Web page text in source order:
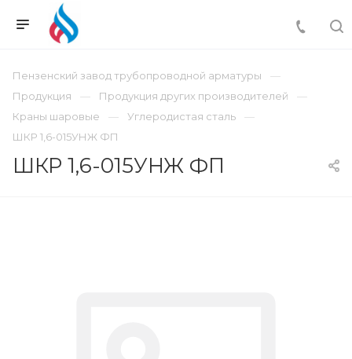
Пензенский завод трубопроводной арматуры
Продукция
Продукция других производителей
Краны шаровые
Углеродистая сталь
ШКР 1,6-015УНЖ ФП
ШКР 1,6-015УНЖ ФП